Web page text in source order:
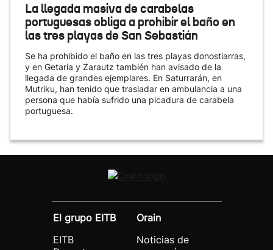
La llegada masiva de carabelas
portuguesas obliga a prohibir el baño en
las tres playas de San Sebastián
Se ha prohibido el baño en las tres playas donostiarras,
y en Getaria y Zarautz también han avisado de la
llegada de grandes ejemplares. En Saturrarán, en
Mutriku, han tenido que trasladar en ambulancia a una
persona que había sufrido una picadura de carabela
portuguesa.
El grupo EITB
EITB
Orain
Noticias de